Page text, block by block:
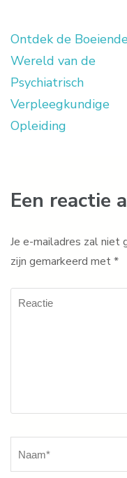
Ontdek de
Wereld van de
Psychiatrisch
Verpleegkundige
Opleiding
Een reactie
Je e-mailadres zal niet
zijn gemarkeerd met*
Reactie